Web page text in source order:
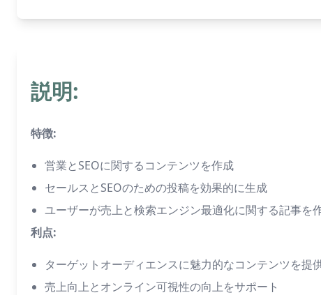
説明:
特徴:
営業とSEOに関するコンテンツを作成
セールスとSEOのための投稿を効果的に生成
ユーザーが売上と検索エンジン最適化に関する記事を
利点:
ターゲットオーディエンスに魅力的なコンテンツを提
売上向上とオンライン可視性の向上をサポート